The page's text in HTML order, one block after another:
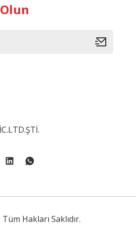
Hakları Saklıdır.